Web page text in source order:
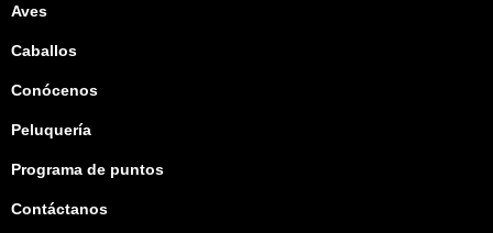
Aves
Caballos
Conócenos
Peluquería
Programa de puntos
Contáctanos